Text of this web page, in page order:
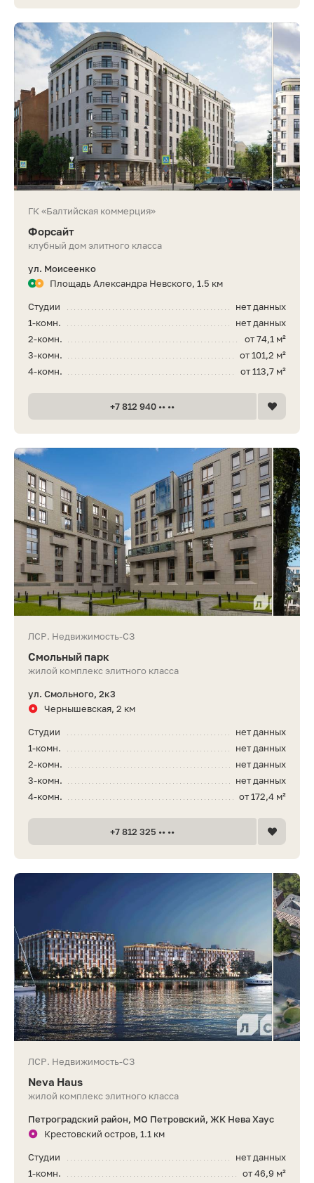
ГК «Балтийская коммерция»
Форсайт
клубный дом элитного класса
ул. Моисеенко
Площадь Александра Невского, 1.5 км
нет данных
Студии
нет данных
1-комн.
от 74,1 м²
2-комн.
от 101,2 м²
3-комн.
от 113,7 м²
4-комн.
+7 812 940 •• ••
ЛСР. Недвижимость-СЗ
Смольный парк
жилой комплекс элитного класса
ул. Смольного, 2к3
Чернышевская, 2 км
нет данных
Студии
нет данных
1-комн.
нет данных
2-комн.
нет данных
3-комн.
от 172,4 м²
4-комн.
+7 812 325 •• ••
ЛСР. Недвижимость-СЗ
Neva Haus
жилой комплекс элитного класса
Петроградский район, МО Петровский, ЖК Нева Хаус
Крестовский остров, 1.1 км
нет данных
Студии
от 46,9 м²
1-комн.